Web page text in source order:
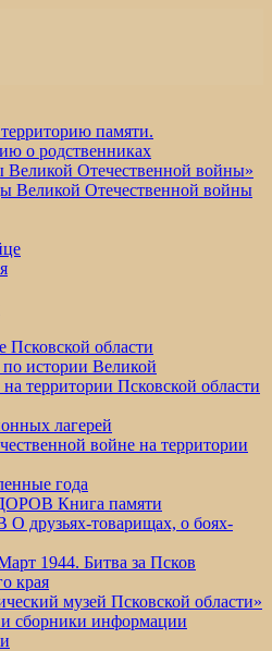
памяти.
о родственниках
Великой Отечественной войны»
Великой Отечественной войны
Псковской области
истории Великой
территории Псковской области
лагерей
войне на территории
года
Книга памяти
товарищах, о боях-
1944. Битва за Псков
края
музей Псковской области»
сборники информации